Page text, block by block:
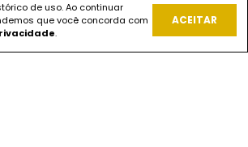
REDES SOCIAIS
de uso. Ao continuar
que você concorda com
.
ACEITAR